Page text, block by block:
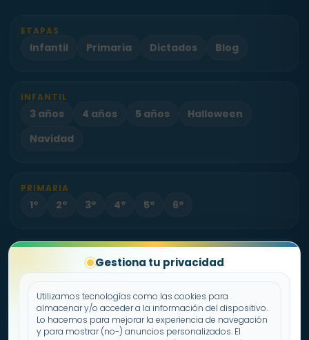
Gestiona tu privacidad
Utilizamos tecnologías como las cookies para
almacenar y/o acceder a la información del dispositivo.
Lo hacemos para mejorar la experiencia de navegación
y para mostrar (no-) anuncios personalizados. El
ETAPAS
Infantil Primaria Dictados Blog
INFANTIL
3 años 4 años 5 años
Halloween
Navidad
PRIMARIA
1º 2º 3º 4º 5º 6º
Sobre Fichas.es Contacto
Política de cookies